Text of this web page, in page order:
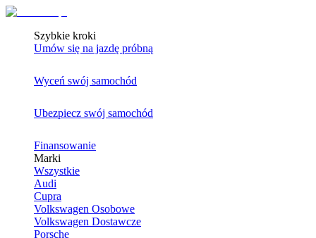
Szybkie kroki
Umów się na jazdę próbną
Wyceń swój samochód
Ubezpiecz swój samochód
Finansowanie
Marki
Wszystkie
Audi
Cupra
Volkswagen Osobowe
Volkswagen Dostawcze
Porsche